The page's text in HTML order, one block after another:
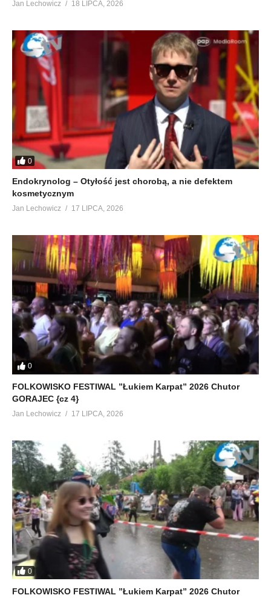
Jan Lechowicz 18 LIPCA, 2026
0
Endokrynolog – Otyłość jest chorobą, a nie defektem
kosmetycznym
Jan Lechowicz 17 LIPCA, 2026
0
FOLKOWISKO FESTIWAL ”Łukiem Karpat” 2026 Chutor
GORAJEC {cz 4}
Jan Lechowicz 17 LIPCA, 2026
0
FOLKOWISKO FESTIWAL ”Łukiem Karpat” 2026 Chutor